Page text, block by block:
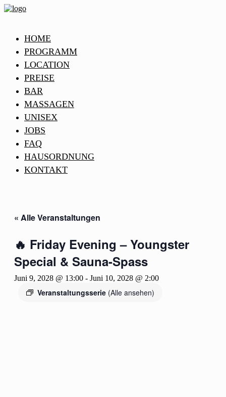
HOME
PROGRAMM
LOCATION
PREISE
BAR
MASSAGEN
UNISEX
JOBS
FAQ
HAUSORDNUNG
KONTAKT
« Alle Veranstaltungen
🔥 Friday Evening – Youngster
Special & Sauna-Spass
Juni 9, 2028 @ 13:00 - Juni 10, 2028 @ 2:00
Veranstaltungsserie (Alle ansehen)